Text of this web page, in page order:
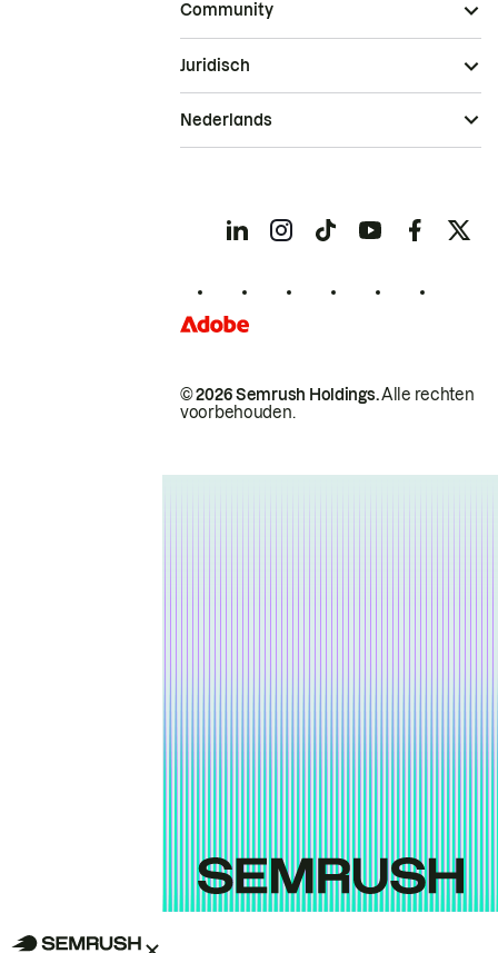
Community
© 2026 Semrush Holdings.Alle rechten
voorbehouden.
Juridisch
Nederlands